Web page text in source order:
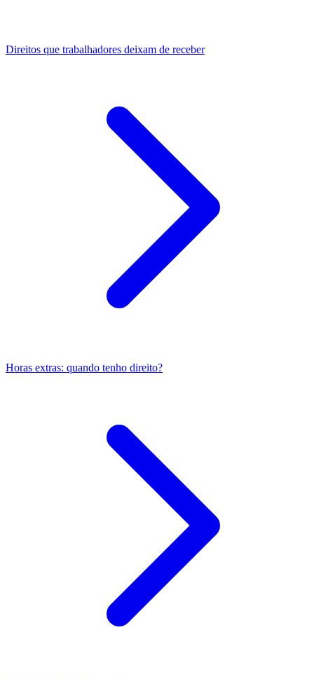
Direitos que trabalhadores deixam de receber
Horas extras: quando tenho direito?